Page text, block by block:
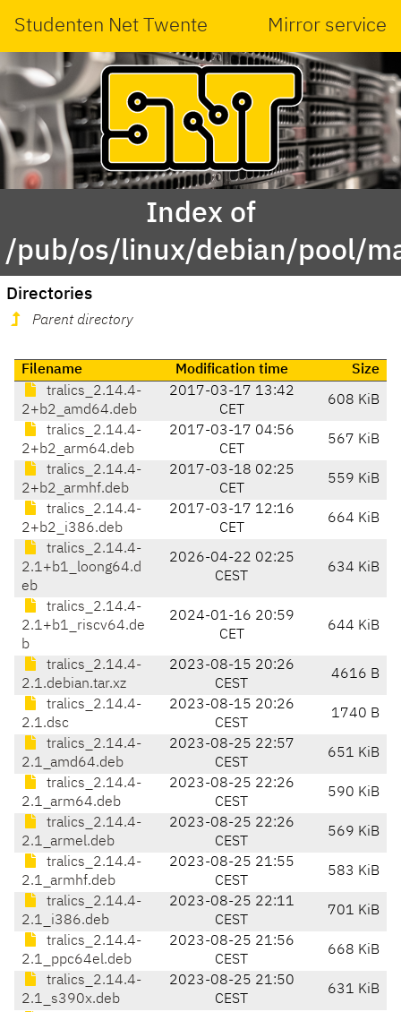
Studenten Net Twente Mirror service
Index of
/pub/os/linux/debian/pool/
Directories
Parent directory
Filename Modification time
Size
tralics_2.14.4-
2+b2_amd64.deb
2017-03-17 13:42
CET
608 KiB
tralics_2.14.4-
2+b2_arm64.deb
2017-03-17 04:56
CET
567 KiB
tralics_2.14.4-
2+b2_armhf.deb
2017-03-18 02:25
CET
559 KiB
tralics_2.14.4-
2+b2_i386.deb
2017-03-17 12:16
CET
664 KiB
tralics_2.14.4-
2.1+b1_loong64.d
eb
2026-04-22 02:25
CEST
634 KiB
tralics_2.14.4-
2.1+b1_riscv64.de
b
2024-01-16 20:59
CET
644 KiB
tralics_2.14.4-
2.1.debian.tar.xz
2023-08-15 20:26
CEST
4616 B
tralics_2.14.4-
2.1.dsc
2023-08-15 20:26
CEST
1740 B
tralics_2.14.4-
2.1_amd64.deb
2023-08-25 22:57
CEST
651 KiB
tralics_2.14.4-
2.1_arm64.deb
2023-08-25 22:26
CEST
590 KiB
tralics_2.14.4-
2.1_armel.deb
2023-08-25 22:26
CEST
569 KiB
tralics_2.14.4-
2.1_armhf.deb
2023-08-25 21:55
CEST
583 KiB
tralics_2.14.4-
2.1_i386.deb
2023-08-25 22:11
CEST
701 KiB
tralics_2.14.4-
2.1_ppc64el.deb
2023-08-25 21:56
CEST
668 KiB
tralics_2.14.4-
2.1_s390x.deb
2023-08-25 21:50
CEST
631 KiB